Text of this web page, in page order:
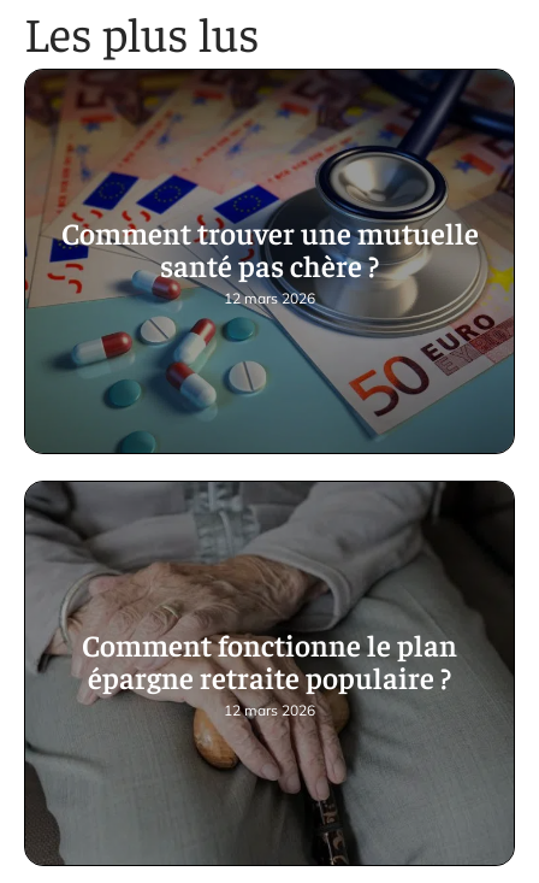
Les plus lus
Comment trouver une mutuelle
santé pas chère ?
12 mars 2026
Comment fonctionne le plan
épargne retraite populaire ?
12 mars 2026